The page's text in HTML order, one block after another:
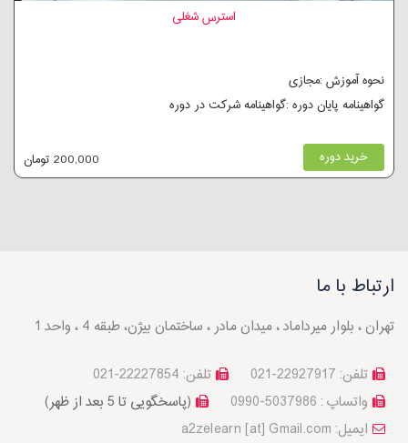
استرس شغلی
نحوه آموزش :مجازی
گواهینامه پایان دوره :گواهینامه شرکت در دوره
خرید دوره 200,000 تومان
ارتباط با ما
تهران ، بلوار میرداماد ، میدان مادر ، ساختمان بیژن، طبقه 4 ، واحد 1
تلفن: 22227854-021
تلفن: 22927917-021
(پاسخگویی تا 5 بعد از ظهر)
واتساپ : 5037986-0990
a2zelearn [at] Gmail.com :ایمیل